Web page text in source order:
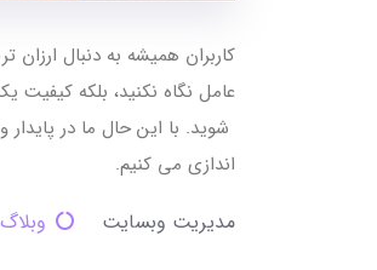
کاربران همیشه به دنبال
عامل نگاه نکنید، بلکه
شوید. با این حال ما در
اندازی می کنیم.
مدیریت وبسایت وبلاگ